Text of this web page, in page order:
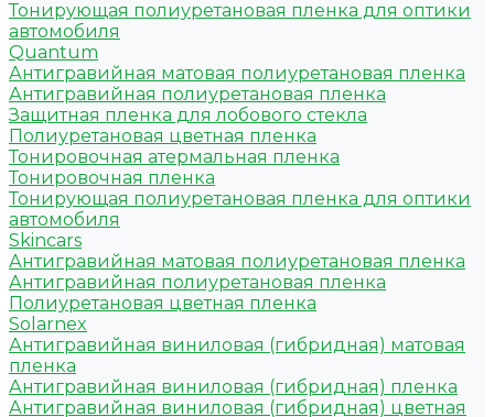
Тонирующая полиуретановая пленка для оптики
автомобиля
Quantum
Антигравийная матовая полиуретановая пленка
Антигравийная полиуретановая пленка
Защитная пленка для лобового стекла
Полиуретановая цветная пленка
Тонировочная атермальная пленка
Тонировочная пленка
Тонирующая полиуретановая пленка для оптики
автомобиля
Skincars
Антигравийная матовая полиуретановая пленка
Антигравийная полиуретановая пленка
Полиуретановая цветная пленка
Solarnex
Антигравийная виниловая (гибридная) матовая
пленка
Антигравийная виниловая (гибридная) пленка
Антигравийная виниловая (гибридная) цветная